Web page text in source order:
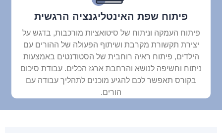
פיתוח שפת האינטליגנציה הרגשית
פיתוח העמקה וניתוח של סיטואציות מורכבות, בדגש על
יצירת תקשורת מקרבת ושיתוף הפעולה של ההורים עם
הילדים, פיתוח ראיה רוחבית של הסטודנטים באמצעות
ניתוח וחשיפה לנושא והרחבת ארגז הכלים. עבודת סיכום
בקורס תאפשר לכם להגיע מוכנים לתהליך עבודה עם
הורים.